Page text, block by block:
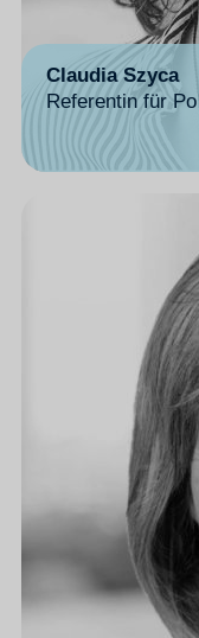
Claudia Szyca
Referentin für